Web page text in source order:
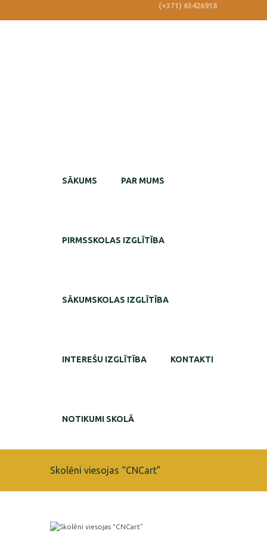
(+371) 63426918
SĀKUMS PAR MUMS
PIRMSSKOLAS IZGLĪTĪBA
SĀKUMSKOLAS IZGLĪTĪBA
INTEREŠU IZGLĪTĪBA KONTAKTI
NOTIKUMI SKOLĀ
Skolēni viesojas “CNCart”